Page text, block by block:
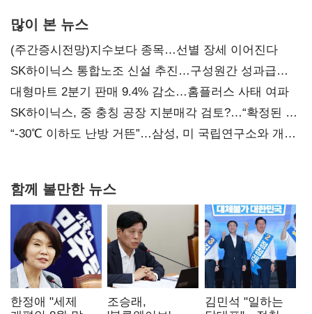
많이 본 뉴스
(주간증시전망)지수보다 종목…선별 장세 이어진다
SK하이닉스 통합노조 신설 추진…구성원간 성과급
불만 확산
대형마트 2분기 판매 9.4% 감소…홈플러스 사태 여파
SK하이닉스, 중 충칭 공장 지분매각 검토?…“확정된 바
없어”
“-30℃ 이하도 난방 거뜬”…삼성, 미 국립연구소와 개발
함께 볼만한 뉴스
한정애 "세제
조승래,
김민석 "일하는